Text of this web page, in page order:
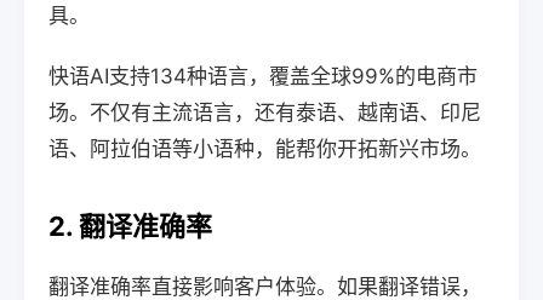
具。
快语AI支持134种语言，覆盖全球99%的电商市
场。不仅有主流语言，还有泰语、越南语、印尼
语、阿拉伯语等小语种，能帮你开拓新兴市场。
2. 翻译准确率
翻译准确率直接影响客户体验。如果翻译错误，